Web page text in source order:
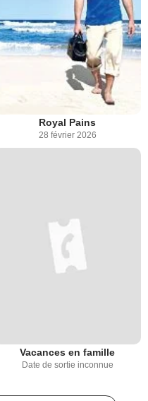
Royal Pains
28 février 2026
Vacances en famille
Date de sortie inconnue